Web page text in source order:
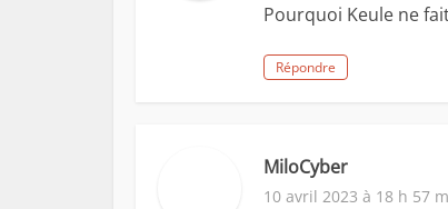
Pourquoi Keule ne
Répondre
MiloCyber
10 avril 2023 à 18 h 57